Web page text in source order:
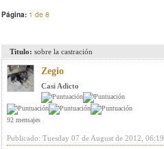
Página: 1 de 8
Titulo: sobre la castración
Zegio
Casi Adicto
92 mensajes
Publicado: Tuesday 07 de August de 2012, 06:19